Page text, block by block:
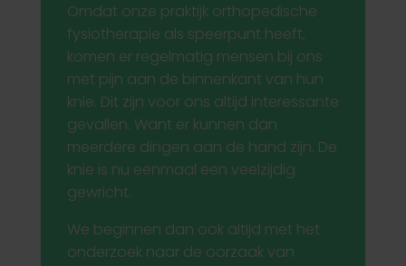
Omdat onze praktijk orthopedische
fysiotherapie als speerpunt heeft,
komen er regelmatig mensen bij ons
met pijn aan de binnenkant van hun
knie. Dit zijn voor ons altijd interessante
gevallen. Want er kunnen dan
meerdere dingen aan de hand zijn. De
knie is nu eenmaal een veelzijdig
gewricht.
We beginnen dan ook altijd met het
onderzoek naar de oorzaak van